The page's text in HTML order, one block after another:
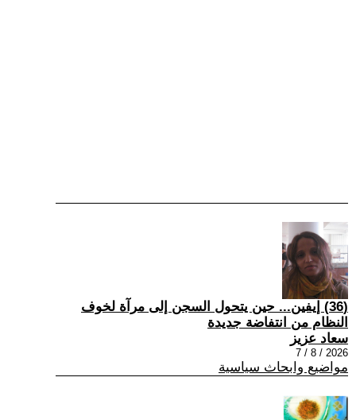
(36) إيفين... حين يتحول السجن إلى مرآة لخوف
النظام من انتفاضة جديدة
سعاد عزيز
2026 / 8 / 7
مواضيع وابحاث سياسية